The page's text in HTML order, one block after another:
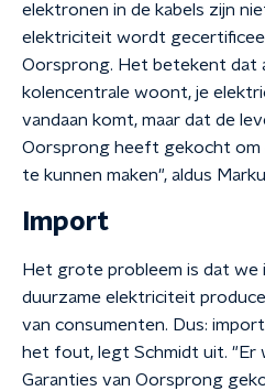
elektronen in de kabels zijn
elektriciteit wordt
Oorsprong. Het betekent dat
kolencentrale woont, je
vandaan komt, maar dat de
Oorsprong heeft gekocht om
te kunnen maken", aldus
Import
Het grote probleem is dat we
duurzame elektriciteit
van consumenten. Dus:
het fout, legt Schmidt uit. "Er
Garanties van Oorsprong